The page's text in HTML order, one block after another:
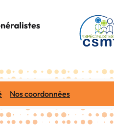
Nos coordonnées